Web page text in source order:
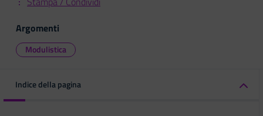
Argomenti
Modulistica
Indice della pagina